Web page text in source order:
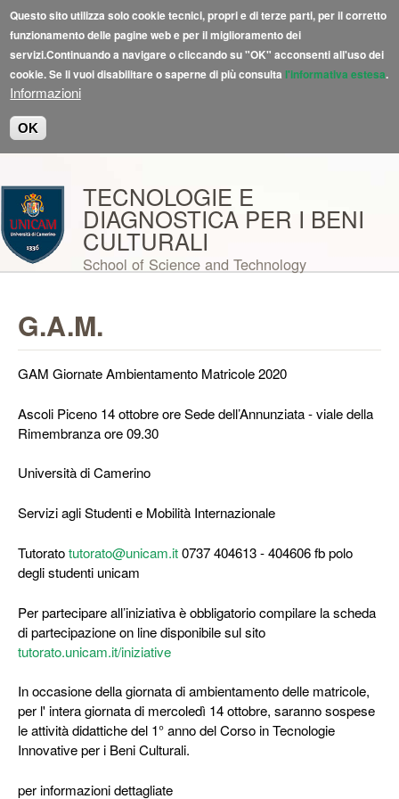
Questo sito utilizza solo cookie tecnici, propri e di terze parti, per il corretto
funzionamento delle pagine web e per il miglioramento dei
servizi.Continuando a navigare o cliccando su "OK" acconsenti all'uso dei
cookie. Se li vuoi disabilitare o saperne di più consulta l'informativa estesa.
Informazioni
OK
TECNOLOGIE E
DIAGNOSTICA PER I BENI
CULTURALI
School of Science and Technology
G.A.M.
GAM Giornate Ambientamento Matricole 2020
Ascoli Piceno 14 ottobre ore Sede dell’Annunziata - viale della
Rimembranza ore 09.30
Università di Camerino
Servizi agli Studenti e Mobilità Internazionale
Tutoratotutorato@unicam.it0737 404613 - 404606 fb polo
degli studenti unicam
Per partecipare all’iniziativa è obbligatorio compilare la scheda
di partecipazione on line disponibile sul sito
tutorato.unicam.it/iniziative
In occasione della giornata di ambientamento delle matricole,
per l' intera giornata di mercoledì 14 ottobre, saranno sospese
le attività didattiche del 1° anno del Corso in Tecnologie
Innovative per i Beni Culturali.
per informazioni dettagliate